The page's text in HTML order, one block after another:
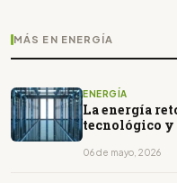
MÁS EN ENERGÍA
ENERGÍA
La energía
tecnológico y
06 de mayo, 2026